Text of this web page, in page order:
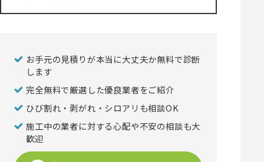
お手元の見積りが本当に大丈夫か無料で診断
します
完全無料で厳選した優良業者をご紹介
ひび割れ・剥がれ・シロアリも相談OK
施工中の業者に対する心配や不安の相談も大
歓迎